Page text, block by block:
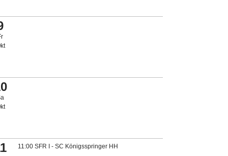
11:00 SFR I - SC Königsspringer HH